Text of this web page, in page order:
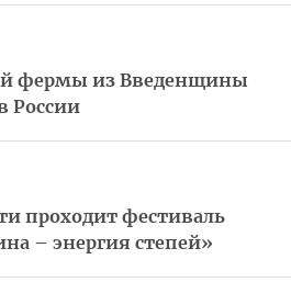
фермы из Введенщины
России
проходит фестиваль
– энергия степей»